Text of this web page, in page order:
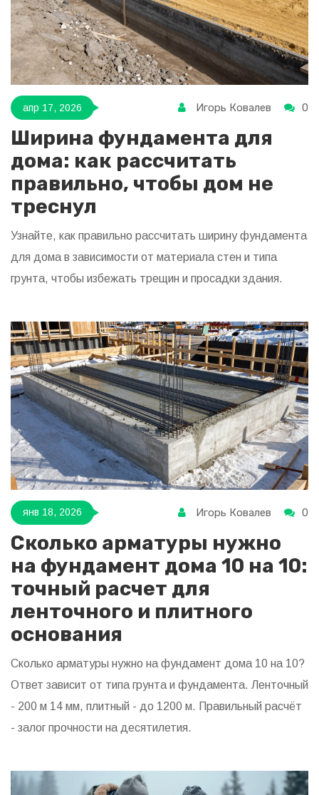
апр 17, 2026 Игорь Ковалев 0
Ширина фундамента для
дома: как рассчитать
правильно, чтобы дом не
треснул
Узнайте, как правильно рассчитать ширину фундамента
для дома в зависимости от материала стен и типа
грунта, чтобы избежать трещин и просадки здания.
янв 18, 2026 Игорь Ковалев 0
Сколько арматуры нужно
на фундамент дома 10 на 10:
точный расчет для
ленточного и плитного
основания
Сколько арматуры нужно на фундамент дома 10 на 10?
Ответ зависит от типа грунта и фундамента. Ленточный
- 200 м 14 мм, плитный - до 1200 м. Правильный расчёт
- залог прочности на десятилетия.